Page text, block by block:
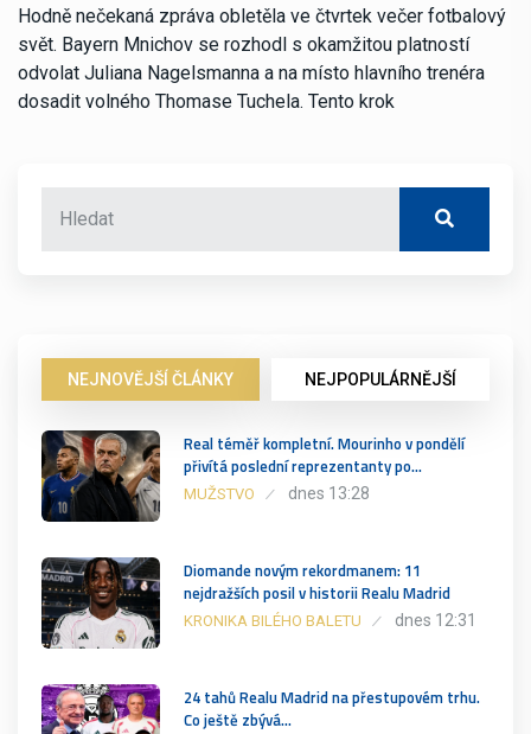
Hodně nečekaná zpráva obletěla ve čtvrtek večer fotbalový
svět. Bayern Mnichov se rozhodl s okamžitou platností
odvolat Juliana Nagelsmanna a na místo hlavního trenéra
dosadit volného Thomase Tuchela. Tento krok
NEJNOVĚJŠÍ ČLÁNKY NEJPOPULÁRNĚJŠÍ
Real téměř kompletní. Mourinho v pondělí
přivítá poslední reprezentanty po…
MUŽSTVO dnes 13:28
Diomande novým rekordmanem: 11
nejdražších posil v historii Realu Madrid
KRONIKA BILÉHO BALETU dnes 12:31
24 tahů Realu Madrid na přestupovém trhu.
Co ještě zbývá…